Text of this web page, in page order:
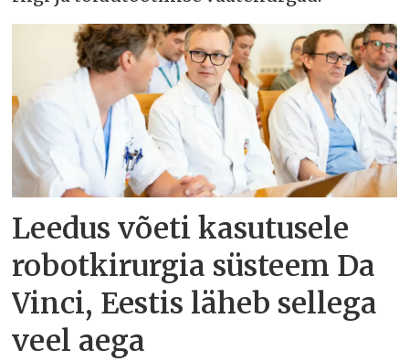
Leedus võeti kasutusele
robotkirurgia süsteem Da
Vinci, Eestis läheb sellega
veel aega